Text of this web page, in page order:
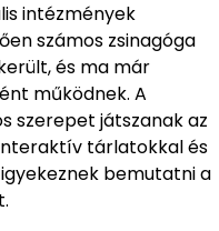
intézmények
számos zsinagóga
és ma már
működnek. A
szerepet játszanak az
tárlatokkal és
bemutatni a